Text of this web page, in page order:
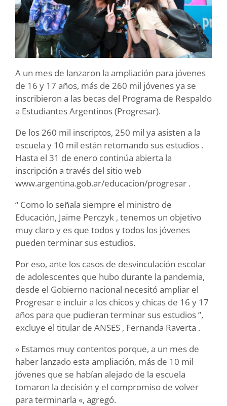
A un mes de lanzaron la ampliación para jóvenes
de 16 y 17 años, más de 260 mil jóvenes ya se
inscribieron a las becas del Programa de Respaldo
a Estudiantes Argentinos (Progresar).
De los 260 mil inscriptos, 250 mil ya asisten a la
escuela y 10 mil están retomando sus estudios .
Hasta el 31 de enero continúa abierta la
inscripción a través del sitio web
www.argentina.gob.ar/educacion/progresar .
“ Como lo señala siempre el ministro de
Educación, Jaime Perczyk , tenemos un objetivo
muy claro y es que todos y todos los jóvenes
pueden terminar sus estudios.
Por eso, ante los casos de desvinculación escolar
de adolescentes que hubo durante la pandemia,
desde el Gobierno nacional necesitó ampliar el
Progresar e incluir a los chicos y chicas de 16 y 17
años para que pudieran terminar sus estudios ”,
excluye el titular de ANSES , Fernanda Raverta .
» Estamos muy contentos porque, a un mes de
haber lanzado esta ampliación, más de 10 mil
jóvenes que se habían alejado de la escuela
tomaron la decisión y el compromiso de volver
para terminarla «, agregó.